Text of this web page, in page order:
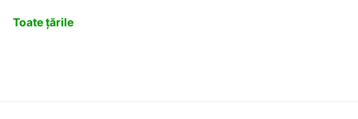
Toate țările